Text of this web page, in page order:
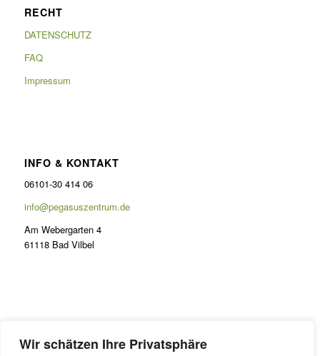
Wir schätzen Ihre Privatsphäre
RECHT
DATENSCHUTZ
FAQ
Impressum
INFO & KONTAKT
06101-30 414 06
info@pegasuszentrum.de
Am Webergarten 4
61118 Bad Vilbel
Lernen im Odenwald